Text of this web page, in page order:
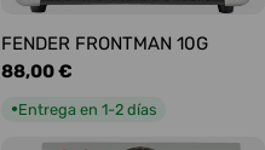
FENDER FRONTMAN 10G
Precio
88,00 €
●Entrega en 1-2 días